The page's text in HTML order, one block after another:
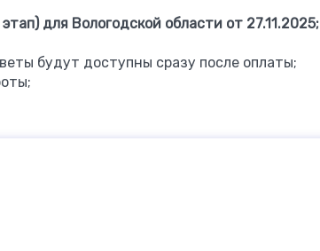
для Вологодской области от 27.11.2025;
будут доступны сразу после оплаты;